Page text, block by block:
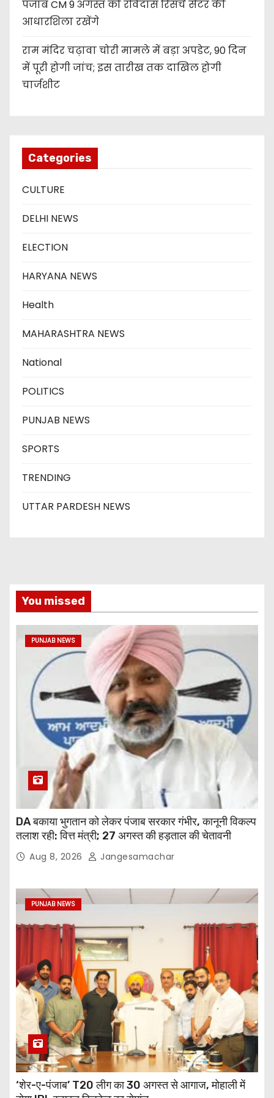
पंजाब CM 9 अगस्त को रविदास रिसर्च सेंटर की
आधारशिला रखेंगे
राम मंदिर चढ़ावा चोरी मामले में बड़ा अपडेट, 90 दिन
में पूरी होगी जांच; इस तारीख तक दाखिल होगी
चार्जशीट
Categories
CULTURE
DELHI NEWS
ELECTION
HARYANA NEWS
Health
MAHARASHTRA NEWS
National
POLITICS
PUNJAB NEWS
SPORTS
TRENDING
UTTAR PARDESH NEWS
You missed
PUNJAB NEWS
DA बकाया भुगतान को लेकर पंजाब सरकार गंभीर, कानूनी विकल्प
तलाश रही: वित्त मंत्री; 27 अगस्त की हड़ताल की चेतावनी
Aug 8, 2026 Jangesamachar
PUNJAB NEWS
‘शेर-ए-पंजाब’ T20 लीग का 30 अगस्त से आगाज, मोहाली में